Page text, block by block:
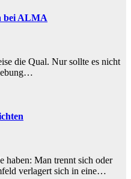
bei ALMA
die Qual. Nur sollte es nicht
haben: Man trennt sich oder
verlagert sich in eine…